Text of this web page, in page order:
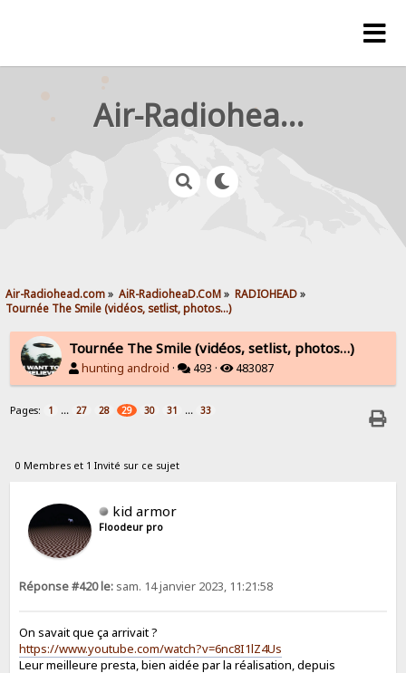
Air-Radiohead.com
Air-Radiohead.com» AiR-RadioheaD.CoM» RADIOHEAD»
Tournée The Smile (vidéos, setlist, photos…)
Tournée The Smile (vidéos, setlist, photos…)
hunting android · 493 · 483087
Pages: 1 ... 27 28 29 30 31 ... 33
0 Membres et 1 Invité sur ce sujet
kid armor
Floodeur pro
Réponse #420 le: sam. 14 janvier 2023, 11:21:58
On savait que ça arrivait ?
https://www.youtube.com/watch?v=6nc8I1lZ4Us
Leur meilleure presta, bien aidée par la réalisation, depuis